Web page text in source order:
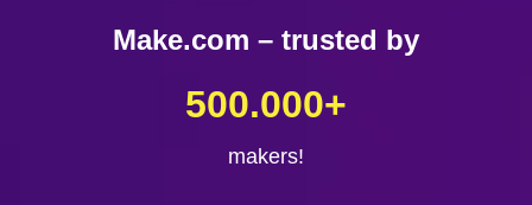
Make.com – trusted by
makers!
500.000+